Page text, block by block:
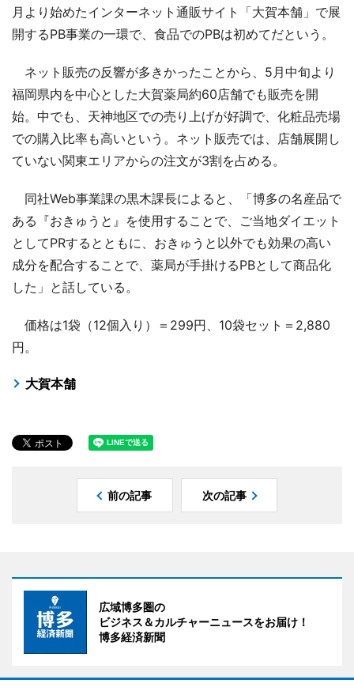
月より始めたインターネット通販サイト「大賀本舗」で展
開するPB事業の一環で、食品でのPBは初めてだという。
ネット販売の反響が多きかったことから、5月中旬より
福岡県内を中心とした大賀薬局約60店舗でも販売を開
始。中でも、天神地区での売り上げが好調で、化粧品売場
での購入比率も高いという。ネット販売では、店舗展開し
ていない関東エリアからの注文が3割を占める。
同社Web事業課の黒木課長によると、「博多の名産品で
ある『おきゅうと』を使用することで、ご当地ダイエット
としてPRするとともに、おきゅうと以外でも効果の高い
成分を配合することで、薬局が手掛けるPBとして商品化
した」と話している。
価格は1袋（12個入り）＝299円、10袋セット＝2,880
円。
大賀本舗
前の記事 次の記事
広域博多圏の
ビジネス＆カルチャーニュースをお届け！
博多経済新聞